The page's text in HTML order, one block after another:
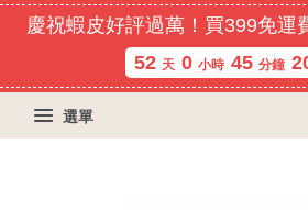
慶祝蝦皮好評過萬！買399免運
52 天 0 小時 45 分鐘
選單